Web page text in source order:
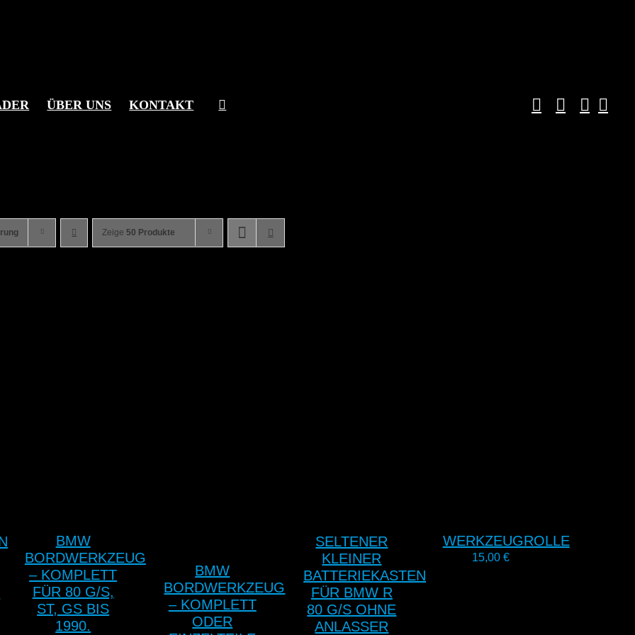
ÜBER UNS KONTAKT
Zeige 50 Produkte
BMW
BORDWERKZEUG
– KOMPLETT
FÜR 80 G/S,
ST, GS BIS
1990.
BMW
BORDWERKZEUG
– KOMPLETT
ODER
SELTENER
KLEINER
BATTERIEKASTEN
FÜR BMW R
80 G/S OHNE
ANLASSER
WERKZEUGROLLE
15,00€